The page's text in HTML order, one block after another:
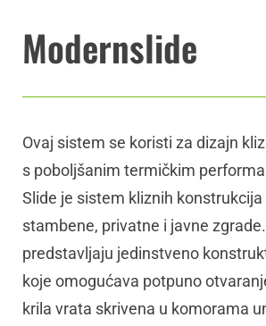
Modernslide
Ovaj sistem se koristi za dizajn
s poboljšanim termičkim
Slide je sistem kliznih
stambene, privatne i javne
predstavljaju jedinstveno
koje omogućava potpuno
krila vrata skrivena u komorama